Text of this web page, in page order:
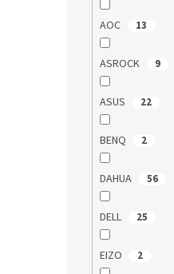
AOC 13
ASROCK 9
ASUS 22
BENQ 2
DAHUA 56
DELL 25
EIZO 2